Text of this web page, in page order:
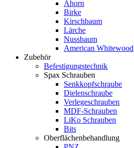
Ahorn
Birke
Kirschbaum
Lärche
Nussbaum
American Whitewood
Zubehör
Befestigungstechnik
Spax Schrauben
Senkkopfschraube
Dielenschraube
Verlegeschrauben
MDF-Schrauben
LiKo Schrauben
Bits
Oberflächenbehandlung